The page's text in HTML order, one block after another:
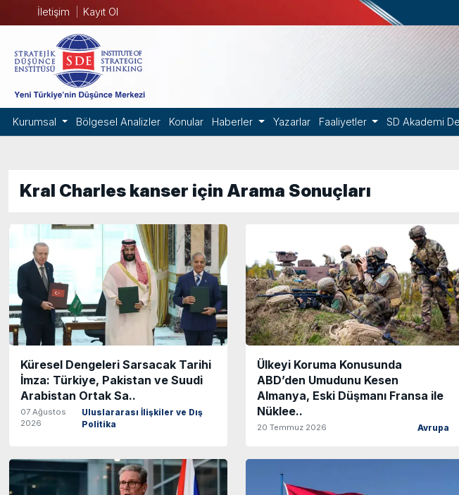
İletişim Kayıt Ol
Kurumsal Bölgesel Analizler Konular Haberler Yazarlar Faaliyetler SD Akademi
Kral Charles kanser için Arama Sonuçları
Küresel Dengeleri Sarsacak Tarihi
İmza: Türkiye, Pakistan ve Suudi
Arabistan Ortak Sa..
07 Ağustos
2026
Uluslararası İlişkiler ve Dış
Politika
Ülkeyi Koruma Konusunda
ABD’den Umudunu Kesen
Almanya, Eski Düşmanı Fransa ile
Nüklee..
20 Temmuz 2026 Avrupa